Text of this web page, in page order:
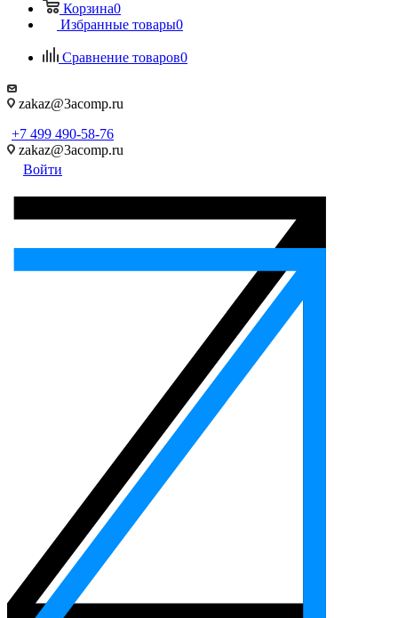
Корзина0
Избранные товары0
Сравнение товаров0
zakaz@3acomp.ru
+7 499 490-58-76
zakaz@3acomp.ru
Войти